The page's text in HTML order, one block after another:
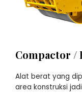
Compactor /
Alat berat yang
area konstruksi